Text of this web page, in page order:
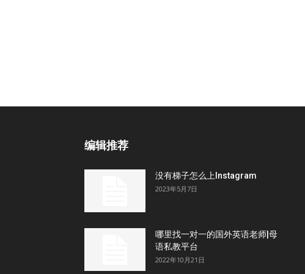
编辑推荐
没有梯子怎么上Instagram
2023年5月7日
哪里找一对一的国外英语老师|母
语私教平台
2022年10月21日